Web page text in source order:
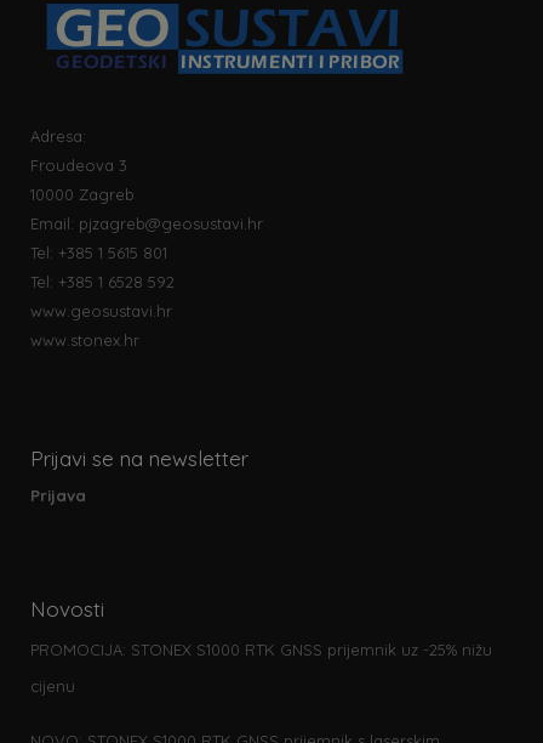
Adresa:
Froudeova 3
10000 Zagreb
Email: pjzagreb@geosustavi.hr
Tel: +385 1 5615 801
Tel: +385 1 6528 592
www.geosustavi.hr
www.stonex.hr
Prijavi se na newsletter
Prijava
Novosti
PROMOCIJA: STONEX S1000 RTK GNSS prijemnik uz -25% nižu
cijenu